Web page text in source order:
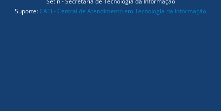
Suporte: CATI - Central de Atendimento em Tecnologia da Informação